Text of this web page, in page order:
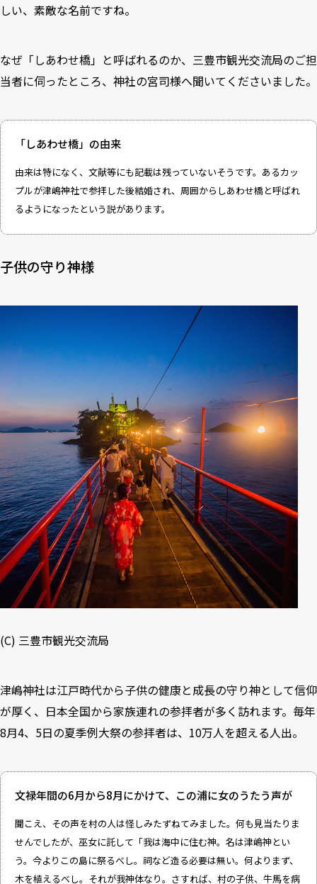
しい、素敵な名前ですね。
なぜ「しあわせ橋」と呼ばれるのか、三豊市観光交流局のご担
当者に伺ったところ、神社の宮司様へ聞いてくださいました。
「しあわせ橋」の由来
由来は特になく、文献等にも記載は残っていないそうです。あるカッ
プルが津嶋神社で参拝した後結婚され、周囲からしあわせ橋と呼ばれ
るようになったという説があります。
子供の守り神様
(C) 三豊市観光交流局
津嶋神社は江戸時代から子供の健康と成長の守り神として信仰
が厚く、日本全国から家族連れの参拝者が多く訪れます。毎年
8月4、5日の夏季例大祭の参拝者は、10万人を超える人出。
文禄年間の6月から8月にかけて、この浦に女のうたう声が
聞こえ、その声を村の人は怪しみたずねてみました。何も見当たりま
せんでしたが、巫女に託して「我は海中に住む神。名は津嶋神とい
う。今よりこの島に祭るべし。祠など造る必要は無い。何よりまず、
木を植えるべし。それが我神体なり。さすれば、村の子供、牛馬を病